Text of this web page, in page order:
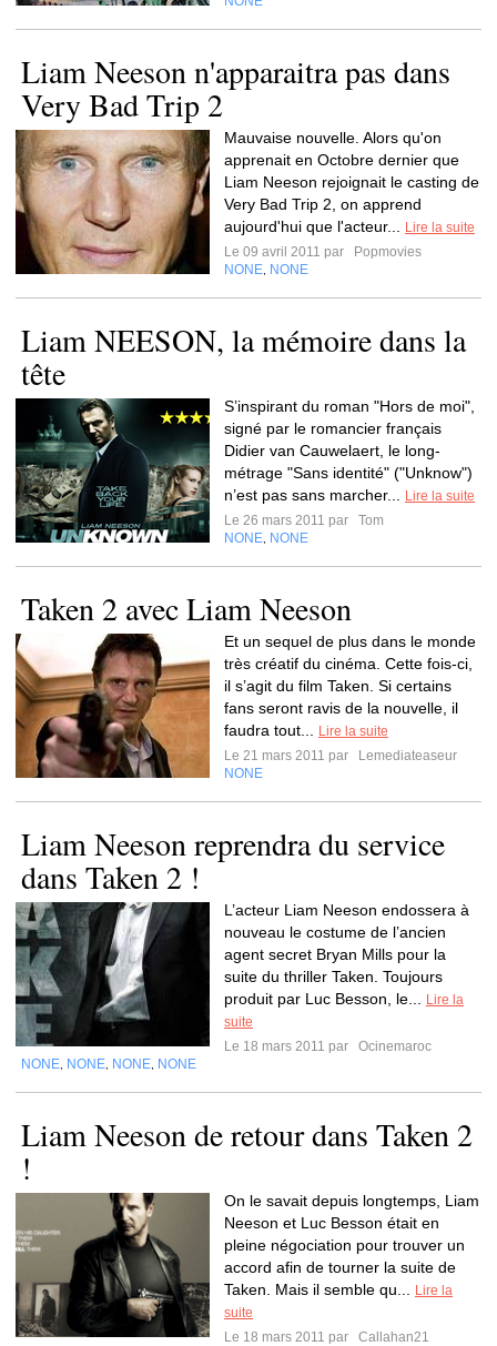
Liam Neeson n'apparaitra pas dans
Very Bad Trip 2
Mauvaise nouvelle. Alors qu'on
apprenait en Octobre dernier que
Liam Neeson rejoignait le casting de
Very Bad Trip 2, on apprend
aujourd'hui que l'acteur...
Lire la suite
Le 09 avril 2011 par
Popmovies
NONE NONE
Liam NEESON, la mémoire dans la
tête
S’inspirant du roman "Hors de moi",
signé par le romancier français
Didier van Cauwelaert, le long-
métrage "Sans identité" ("Unknow")
n’est pas sans marcher...
Lire la suite
Le 26 mars 2011 par
Tom
NONE NONE
Taken 2 avec Liam Neeson
Et un sequel de plus dans le monde
très créatif du cinéma. Cette fois-ci,
il s’agit du film Taken. Si certains
fans seront ravis de la nouvelle, il
faudra tout...
Lire la suite
Le 21 mars 2011 par
Lemediateaseur
NONE
Liam Neeson reprendra du service
dans Taken 2 !
L’acteur Liam Neeson endossera à
nouveau le costume de l’ancien
agent secret Bryan Mills pour la
suite du thriller Taken. Toujours
produit par Luc Besson, le...
Lire la
suite
Le 18 mars 2011 par
Ocinemaroc
NONE NONE NONE NONE
Liam Neeson de retour dans Taken 2
!
On le savait depuis longtemps, Liam
Neeson et Luc Besson était en
pleine négociation pour trouver un
accord afin de tourner la suite de
Taken. Mais il semble qu...
Lire la
suite
Le 18 mars 2011 par
Callahan21